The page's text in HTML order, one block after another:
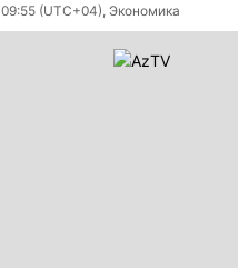
09:55 (UTC+04), Экономика